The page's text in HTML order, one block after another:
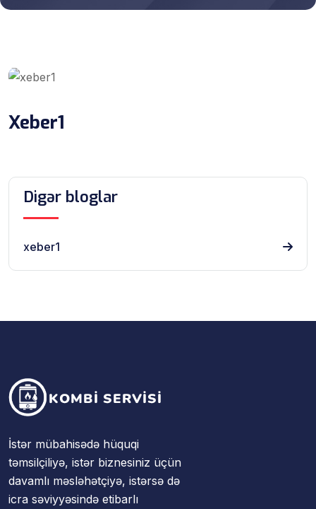
Xeber1
Digər bloglar
xeber1
İstər mübahisədə hüquqi
təmsilçiliyə, istər biznesiniz üçün
davamlı məsləhətçiyə, istərsə də
icra səviyyəsində etibarlı